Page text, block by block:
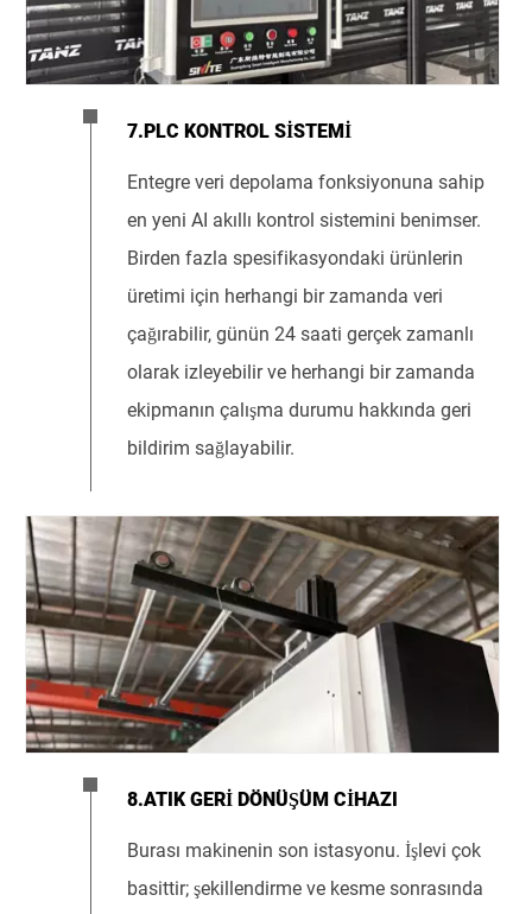
7.PLC KONTROL SISTEMI
Entegre veri depolama fonksiyonuna sahip
en yeni AI akıllı kontrol sistemini benimser.
Birden fazla spesifikasyondaki ürünlerin
üretimi için herhangi bir zamanda veri
çağırabilir, günün 24 saati gerçek zamanlı
olarak izleyebilir ve herhangi bir zamanda
ekipmanın çalışma durumu hakkında geri
bildirim sağlayabilir.
8.ATIK GERI DÖNÜŞÜM CIHAZI
Burası makinenin son istasyonu. İşlevi çok
basittir; şekillendirme ve kesme sonrasında